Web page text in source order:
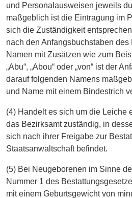
und Personalausweisen jeweils
maßgeblich ist die Eintragung im
sich die Zuständigkeit
nach den Anfangsbuchstaben
Namen mit Zusätzen wie zum
„Abu“, „Abou“ oder „von“ ist der
darauf folgenden Namens
und Name mit einem Bindestrich
(4) Handelt es sich um die Leiche
das Bezirksamt zuständig, in
sich nach ihrer Freigabe zur
Staatsanwaltschaft befindet.
(5) Bei Neugeborenen im Sinne
Nummer 1 des
mit einem Geburtsgewicht von